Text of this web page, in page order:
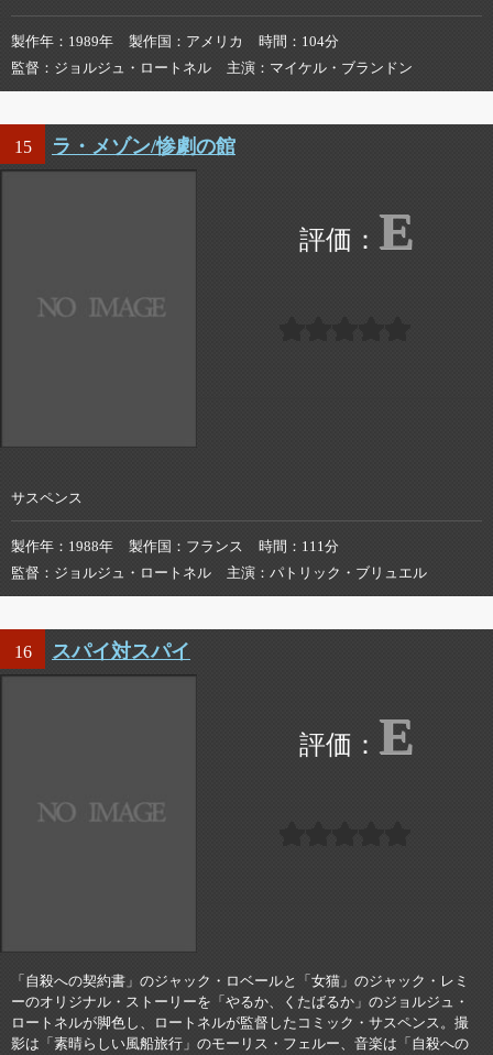
製作年 1989年 製作国 アメリカ 時間
104分
監督
ジョルジュ・ロートネル 主演 マイケル・ブランドン
15 ラ・メゾン/惨劇の館
E
サスペンス
製作年 1988年 製作国 フランス 時間
111分
監督
ジョルジュ・ロートネル 主演 パトリック・ブリュエル
16 スパイ対スパイ
E
「自殺への契約書」のジャック・ロベールと「女猫」のジャック・レミ
ーのオリジナル・ストーリーを「やるか、くたばるか」のジョルジュ・
ロートネルが脚色し、ロートネルが監督したコミック・サスペンス。撮
影は「素晴らしい風船旅行」のモーリス・フェルー、音楽は「自殺への